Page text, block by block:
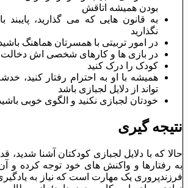
بودن همیشه اتاقش
به قانون هایی که می گذارید، پایبند
نگذارید
در امور تربیتی با همسرتان هماهنگ
در بازی ها و کارهای شخصی اش دخالت
کودک را درک کنید
همیشه با او به احترام رفتار کنید،
تواند از دلایل لجبازی باشد
خودتان لجبازی نکنید و الگوی خوبی
نتیجه گیری
حالا که با دلایل لجبازی کودکتان آشنا
به رفتارها و واکنش ‌های خود توجه کرده و آن
فرزندپروری یک مهارت است که نیاز به